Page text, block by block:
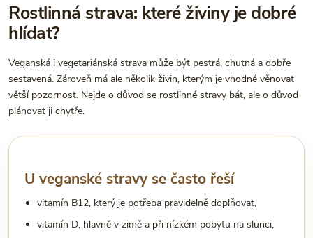
Rostlinná strava: které živiny je dobré
hlídat?
Veganská i vegetariánská strava může být pestrá, chutná a dobře
sestavená. Zároveň má ale několik živin, kterým je vhodné věnovat
větší pozornost. Nejde o důvod se rostlinné stravy bát, ale o důvod
plánovat ji chytře.
U veganské stravy se často řeší
vitamín B12, který je potřeba pravidelně doplňovat,
vitamín D, hlavně v zimě a při nízkém pobytu na slunci,